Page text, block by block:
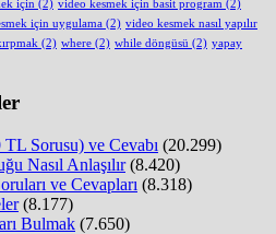
için (2) video kesmek için basit program (2)
için uygulama (2) video kesmek nasıl yapılır
(2) where (2) while döngüsü (2) yapay
TL Sorusu) ve Cevabı (20.299)
Nasıl Anlaşılır (8.420)
ve Cevapları (8.318)
(8.177)
Bulmak (7.650)